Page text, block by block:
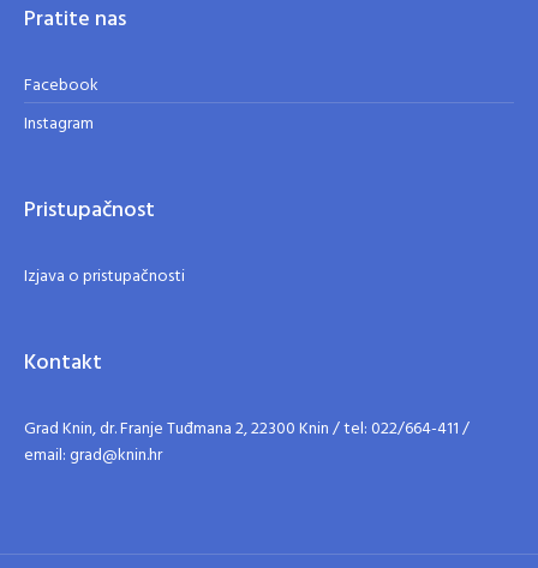
Pratite nas
Facebook
Instagram
Pristupačnost
Izjava o pristupačnosti
Kontakt
Grad Knin, dr. Franje Tuđmana 2, 22300 Knin / tel: 022/664-411 /
email: grad@knin.hr